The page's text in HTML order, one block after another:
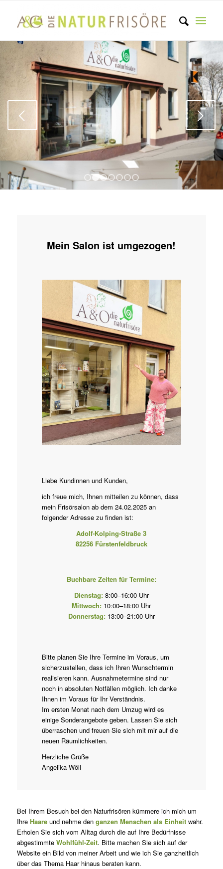
Weiter
1 2 3 4 7
Mein Salon ist umgezogen!
Liebe Kundinnen und Kunden,
ich freue mich, Ihnen mitteilen zu können, dass
mein Frisörsalon ab dem 24.02.2025 an
folgender Adresse zu finden ist:
Adolf-Kolping-Straße 3
82256 Fürstenfeldbruck
Buchbare Zeiten für Termine:
Dienstag:8:00–16:00 Uhr
Mittwoch: 10:00–18:00 Uhr
Donnerstag:13:00–21:00 Uhr
Bitte planen Sie Ihre Termine im Voraus, um
sicherzustellen, dass ich Ihren Wunschtermin
realisieren kann. Ausnahmetermine sind nur
noch in absoluten Notfällen möglich. Ich danke
Ihnen im Voraus für Ihr Verständnis.
Im ersten Monat nach dem Umzug wird es
einige Sonderangebote geben. Lassen Sie sich
überraschen und freuen Sie sich mit mir auf die
neuen Räumlichkeiten.
Herzliche Grüße
Angelika Wöll
Bei Ihrem Besuch bei den Naturfrisören kümmere ich mich um
IhreHaare und nehme denganzen Menschen als Einheit wahr.
Erholen Sie sich vom Alltag durch die auf Ihre Bedürfnisse
abgestimmte Wohlfühl-Zeit. Bitte machen Sie sich auf der
Website ein Bild von meiner Arbeit und wie ich Sie ganzheitlich
über das Thema Haar hinaus beraten kann.